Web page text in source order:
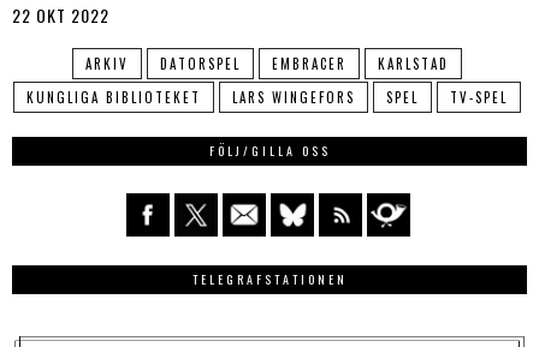
22 OKT 2022
ARKIV DATORSPEL EMBRACER
KARLSTAD
KUNGLIGA BIBLIOTEKET
LARS WINGEFORS SPEL TV-SPEL
FÖLJ/GILLA OSS
TELEGRAFSTATIONEN